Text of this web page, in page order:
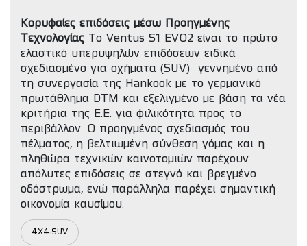
Κορυφαίες επιδόσεις μέσω Προηγμένης
Τεχνολογίας Το Ventus S1 EVO2 είναι το πρώτο
ελαστικό υπερυψηλών επιδόσεων ειδικά
σχεδιασμένο για οχήματα (SUV) γεννημένο από
τη συνεργασία της Hankook με το γερμανικό
πρωτάθλημα DTM και εξελιγμένο με βάση τα νέα
κριτήρια της Ε.Ε. για φιλικότητα προς το
περιβάλλον. Ο προηγμένος σχεδιασμός του
πέλματος, η βελτιωμένη σύνθεση γόμας και η
πληθώρα τεχνικών καινοτομιών παρέχουν
απόλυτες επιδόσεις σε στεγνό και βρεγμένο
οδόστρωμα, ενώ παράλληλα παρέχει σημαντική
οικονομία καυσίμου.
4X4-SUV